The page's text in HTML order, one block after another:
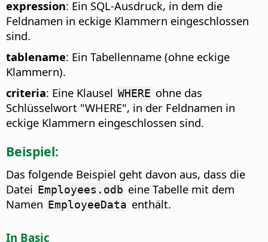
expression: Ein SQL-Ausdruck, in dem die
Feldnamen in eckige Klammern eingeschlossen
sind.
tablename: Ein Tabellenname (ohne eckige
Klammern).
criteria: Eine Klausel WHERE ohne das
Schlüsselwort "WHERE", in der Feldnamen in
eckige Klammern eingeschlossen sind.
Beispiel:
Das folgende Beispiel geht davon aus, dass die
Datei Employees.odb eine Tabelle mit dem
Namen EmployeeData enthält.
In Basic